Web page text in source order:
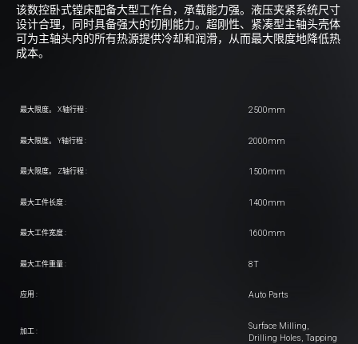
该数控卧式镗床配备大型工作台，承载能力强。液压夹紧系统尺寸
设计合理，同时具备强大的切削能力。超刚性、紧凑型主轴头壳体
可为主轴头内的所有热源提供冷却和润滑，从而最大限度地降低热
成本。
最大限度。 X轴行程 : 2500mm
最大限度。 Y轴行程 : 2000mm
最大限度。 Z轴行程 : 1500mm
最大工件长度 : 1400mm
最大工件宽度 : 1600mm
最大工件重量 : 8T
应用 : Auto Parts
加工 :
Surface Milling,
Drilling Holes, Tapping